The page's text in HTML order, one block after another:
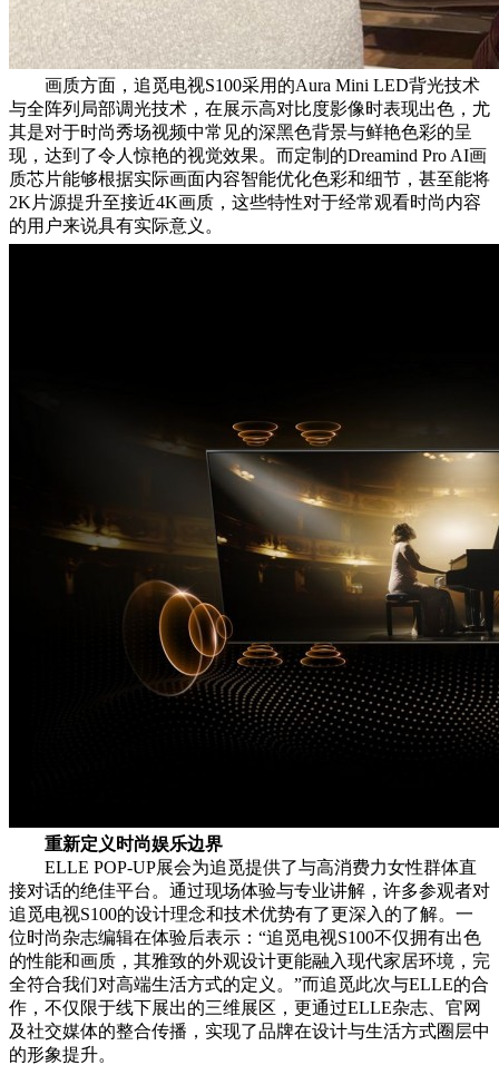
画质方面，追觅电视S100采用的Aura Mini LED背光技术
与全阵列局部调光技术，在展示高对比度影像时表现出色，尤
其是对于时尚秀场视频中常见的深黑色背景与鲜艳色彩的呈
现，达到了令人惊艳的视觉效果。而定制的Dreamind Pro AI画
质芯片能够根据实际画面内容智能优化色彩和细节，甚至能将
2K片源提升至接近4K画质，这些特性对于经常观看时尚内容
的用户来说具有实际意义。
重新定义时尚娱乐边界
ELLE POP-UP展会为追觅提供了与高消费力女性群体直
接对话的绝佳平台。通过现场体验与专业讲解，许多参观者对
追觅电视S100的设计理念和技术优势有了更深入的了解。一
位时尚杂志编辑在体验后表示：“追觅电视S100不仅拥有出色
的性能和画质，其雅致的外观设计更能融入现代家居环境，完
全符合我们对高端生活方式的定义。”而追觅此次与ELLE的合
作，不仅限于线下展出的三维展区，更通过ELLE杂志、官网
及社交媒体的整合传播，实现了品牌在设计与生活方式圈层中
的形象提升。